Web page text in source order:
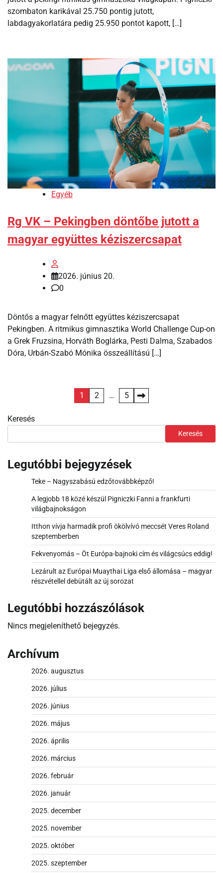
szombaton karikával 25.750 pontig jutott,
labdagyakorlatára pedig 25.950 pontot kapott, […]
Egyéb
Rg VK – Pekingben döntőbe jutott a
magyar együttes kéziszercsapat
2026. június 20.
0
Döntős a magyar felnőtt együttes kéziszercsapat
Pekingben. A ritmikus gimnasztika World Challenge Cup-on
a Grek Fruzsina, Horváth Boglárka, Pesti Dalma, Szabados
Dóra, Urbán-Szabó Mónika összeállítású […]
lapozása
1 2 … 5
Keresés
Keresés
Legutóbbi bejegyzések
Teke – Nagyszabású edzőtovábbképző!
A legjobb 18 közé készül Pigniczki Fanni a frankfurti
világbajnokságon
Itthon vívja harmadik profi ökölvívó meccsét Veres Roland
szeptemberben
Fekvenyomás – Öt Európa-bajnoki cím és világcsúcs eddig!
Lezárult az Európai Muaythai Liga első állomása – magyar
részvétellel debütált az új sorozat
Legutóbbi hozzászólások
Nincs megjeleníthető bejegyzés.
Archívum
2026. augusztus
2026. július
2026. június
2026. május
2026. április
2026. március
2026. február
2026. január
2025. december
2025. november
2025. október
2025. szeptember